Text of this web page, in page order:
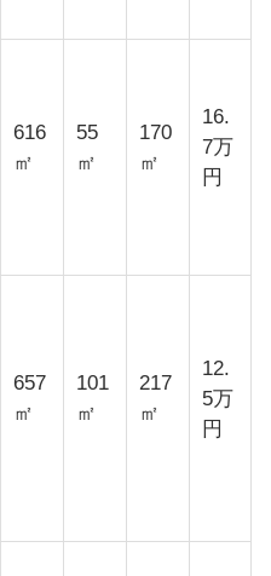
616
㎡
55
㎡
170
㎡
16.
7万
円
657
㎡
101
㎡
217
㎡
12.
5万
円